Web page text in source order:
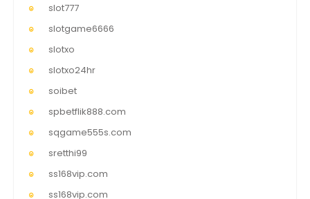
slot777
slotgame6666
slotxo
slotxo24hr
soibet
spbetflik888.com
sqgame555s.com
sretthi99
ss168vip.com
ss168vip.com